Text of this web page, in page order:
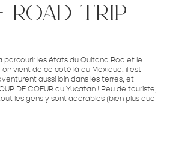
road trip
les états du Quitana Roo et le
vient de ce coté là du Mexique, il est
aussi loin dans les terres, et
DE COEUR du Yucatan ! Peu de touriste,
les gens y sont adorables (bien plus que